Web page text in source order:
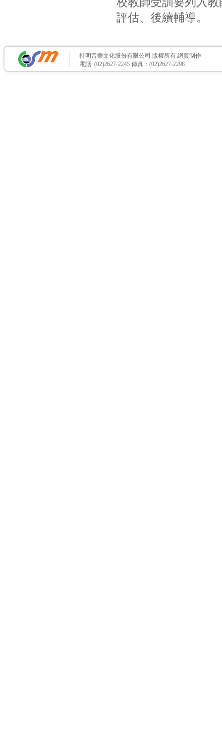
評估、後續輔導。
持明音樂文化股份有限公司 版權所有 網頁制作
電話: (02)2627-2245 傳真：(02)2627-2298